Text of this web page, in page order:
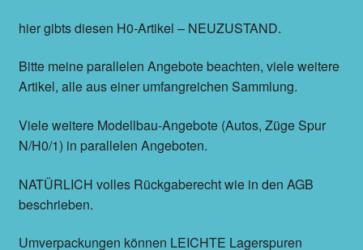
hier gibts diesen H0-Artikel – NEUZUSTAND.
Bitte meine parallelen Angebote beachten, viele weitere
Artikel, alle aus einer umfangreichen Sammlung.
Viele weitere Modellbau-Angebote (Autos, Züge Spur
N/H0/1) in parallelen Angeboten.
NATÜRLICH volles Rückgaberecht wie in den AGB
beschrieben.
Umverpackungen können LEICHTE Lagerspuren